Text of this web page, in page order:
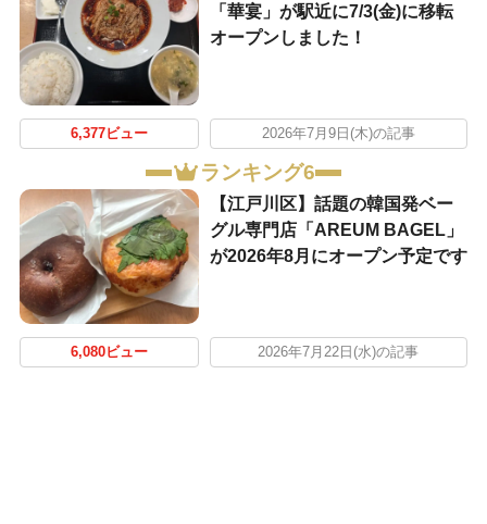
「華宴」が駅近に7/3(金)に移転
オープンしました！
6,377ビュー 2026年7月9日(木)の記事
ランキング6
【江戸川区】話題の韓国発ベー
グル専門店「AREUM BAGEL」
が2026年8月にオープン予定です
6,080ビュー 2026年7月22日(水)の記事